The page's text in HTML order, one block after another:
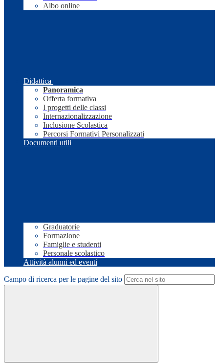
Albo online
Didattica
Panoramica
Offerta formativa
I progetti delle classi
Internazionalizzazione
Inclusione Scolastica
Percorsi Formativi Personalizzati
Documenti utili
Graduatorie
Formazione
Famiglie e studenti
Personale scolastico
Attività alunni ed eventi
Campo di ricerca per le pagine del sito